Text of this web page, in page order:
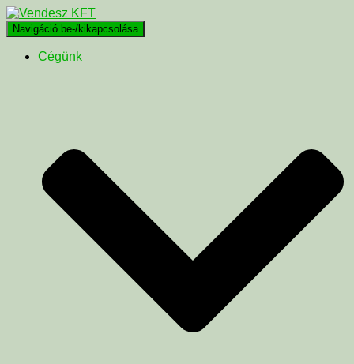
Navigáció be-/kikapcsolása
Cégünk